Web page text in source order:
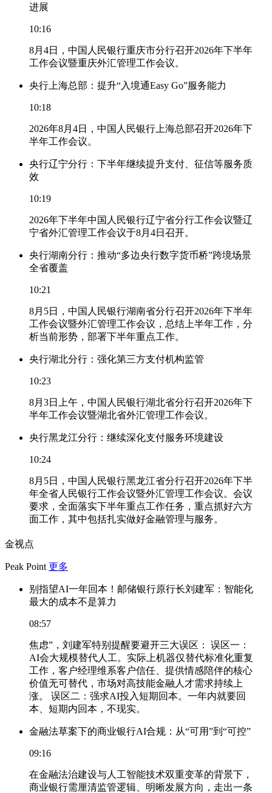
进展
10:16
8月4日，中国人民银行重庆市分行召开2026年下半年
工作会议暨重庆外汇管理工作会议。
央行上海总部：提升“入境通Easy Go”服务能力
10:18
2026年8月4日，中国人民银行上海总部召开2026年下
半年工作会议。
央行辽宁分行：下半年继续提升支付、征信等服务质
效
10:19
2026年下半年中国人民银行辽宁省分行工作会议暨辽
宁省外汇管理工作会议于8月4日召开。
央行湖南分行：推动“多边央行数字货币桥”跨境场景
全省覆盖
10:21
8月5日，中国人民银行湖南省分行召开2026年下半年
工作会议暨外汇管理工作会议，总结上半年工作，分
析当前形势，部署下半年重点工作。
央行湖北分行：强化第三方支付机构监管
10:23
8月3日上午，中国人民银行湖北省分行召开2026年下
半年工作会议暨湖北省外汇管理工作会议。
央行黑龙江分行：继续深化支付服务环境建设
10:24
8月5日，中国人民银行黑龙江省分行召开2026年下半
年全省人民银行工作会议暨外汇管理工作会议。会议
要求，全面落实下半年重点工作任务，重点抓好六方
面工作，其中包括扎实做好金融管理与服务。
金视点
Peak Point 更多
别指望AI一年回本！邮储银行原行长刘建军：智能化
最大的成本不是算力
08:57
焦虑”，刘建军特别提醒要避开三大误区： 误区一：
AI会大规模替代人工。实际上机器仅替代标准化重复
工作，客户经理维系客户信任、提供情感陪伴的核心
价值无可替代，市场对高技能金融人才需求持续上
涨。 误区二：强求AI投入短期回本。一年内就要回
本、短期内回本，不现实。
金融法草案下的商业银行AI合规：从“可用”到“可控”
09:16
在金融法治建设与人工智能技术双重变革的背景下，
商业银行需厘清监管逻辑、明晰发展方向，走出一条